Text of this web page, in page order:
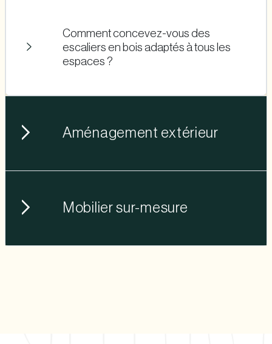
Comment concevez-vous des
escaliers en bois adaptés à tous les
espaces ?
Aménagement extérieur
Mobilier sur-mesure